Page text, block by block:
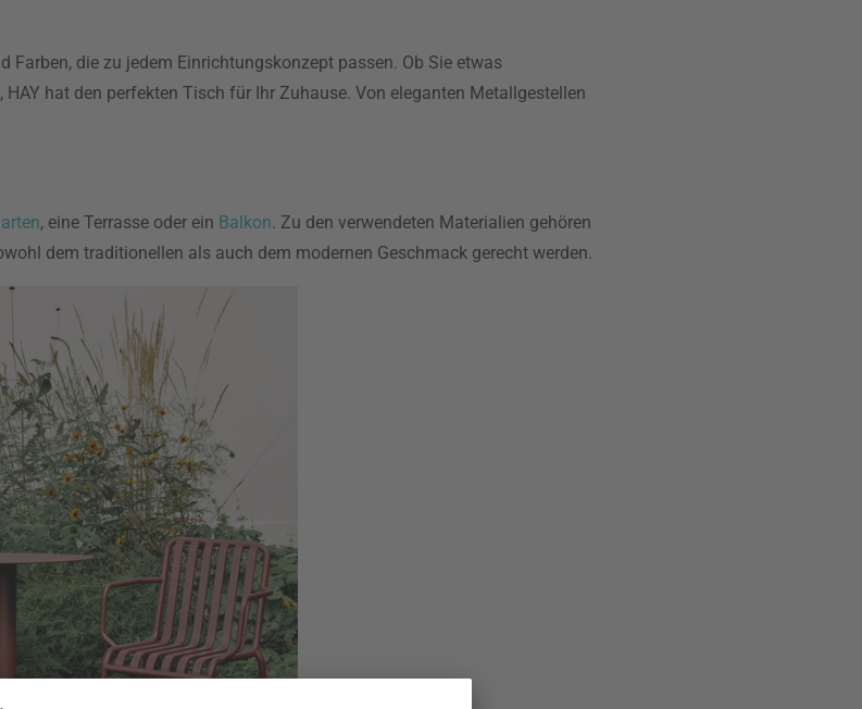
Farben, die zu jedem Einrichtungskonzept passen. Ob Sie etwas
hat den perfekten Tisch für Ihr Zuhause. Von eleganten Metallgestellen
, eine Terrasse oder ein Balkon. Zu den verwendeten Materialien gehören
dem traditionellen als auch dem modernen Geschmack gerecht werden.